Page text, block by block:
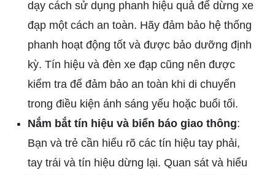
dạy cách sử dụng phanh hiệu quả để dừng xe
đạp một cách an toàn. Hãy đảm bảo hệ thống
phanh hoạt động tốt và được bảo dưỡng định
kỳ. Tín hiệu và đèn xe đạp cũng nên được
kiểm tra để đảm bảo an toàn khi di chuyển
trong điều kiện ánh sáng yếu hoặc buổi tối.
Nắm bắt tín hiệu và biển báo giao thông:
Bạn và trẻ cần hiểu rõ các tín hiệu tay phải,
tay trái và tín hiệu dừng lại. Quan sát và hiểu